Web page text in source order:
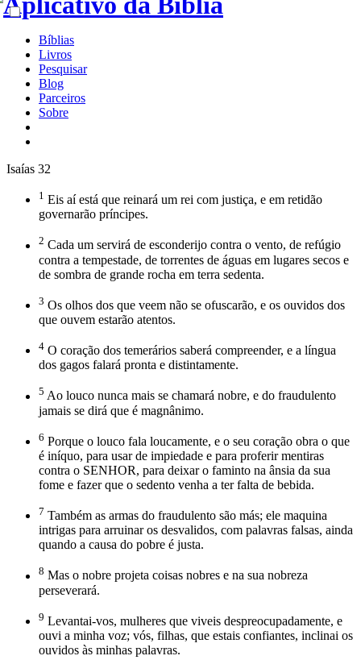
Bíblias
Livros
Pesquisar
Blog
Parceiros
Sobre
Isaías 32
1 Eis aí está que reinará um rei com justiça, e em retidão
governarão príncipes.
2 Cada um servirá de esconderijo contra o vento, de refúgio
contra a tempestade, de torrentes de águas em lugares secos e
de sombra de grande rocha em terra sedenta.
3 Os olhos dos que veem não se ofuscarão, e os ouvidos dos
que ouvem estarão atentos.
4 O coração dos temerários saberá compreender, e a língua
dos gagos falará pronta e distintamente.
5 Ao louco nunca mais se chamará nobre, e do fraudulento
jamais se dirá que é magnânimo.
6 Porque o louco fala loucamente, e o seu coração obra o que
é iníquo, para usar de impiedade e para proferir mentiras
contra o SENHOR, para deixar o faminto na ânsia da sua
fome e fazer que o sedento venha a ter falta de bebida.
7 Também as armas do fraudulento são más; ele maquina
intrigas para arruinar os desvalidos, com palavras falsas, ainda
quando a causa do pobre é justa.
8 Mas o nobre projeta coisas nobres e na sua nobreza
perseverará.
9 Levantai-vos, mulheres que viveis despreocupadamente, e
ouvi a minha voz; vós, filhas, que estais confiantes, inclinai os
ouvidos às minhas palavras.